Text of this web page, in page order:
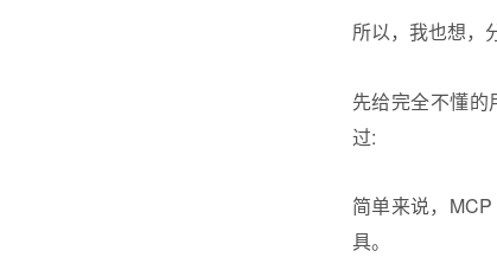
所以，我也想，
先给完全不懂的
过:
简单来说，
具。